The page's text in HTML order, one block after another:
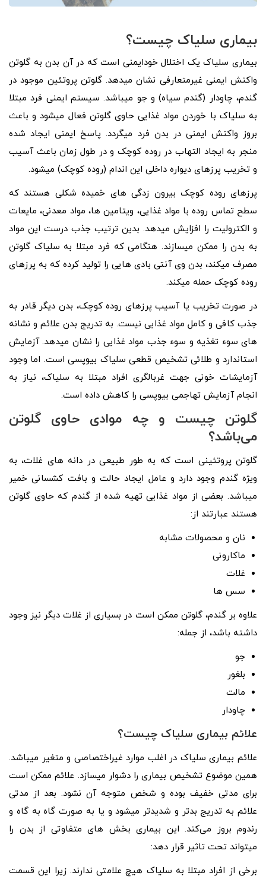
بیماری سلیاک چیست؟
بیماری سلیاک یک اختلال خودایمنی است که در آن بدن به گلوتن
واکنش ایمنی غیرمتعارفی نشان میدهد. گلوتن پروتئین موجود در
گندم، چاودار (گندم سیاه) و جو میباشد. سیستم ایمنی فرد مبتلا
به سلیاک با خوردن مواد غذایی حاوی گلوتن فعال میشود و باعث
بروز واکنش ایمنی در بدن فرد میگردد. پاسخ ایمنی ایجاد شده
منجر به ایجاد التهاب در روده کوچک و در طول زمان باعث آسیب
و تخریب پرزهای دیواره داخلی این اندام (روده کوچک) میشود.
پرز‌های روده کوچک بیرون‌ زدگی‌ های خمیده شکلی هستند که
سطح تماس روده با مواد غذایی، ویتامین‌ ها، مواد معدنی، مایعات
و الکترولیت را افزایش میدهد. بدین ترتیب جذب درست این مواد
به بدن را ممکن میسازند. هنگامی که فرد مبتلا به سلیاک گلوتن
مصرف میکند، بدن وی آنتی‌ بادی‌ هایی را تولید کرده که به پرزهای
روده کوچک حمله میکند.
در صورت تخریب یا آسیب پرزهای روده کوچک، بدن دیگر قادر به
جذب کافی و کامل مواد غذایی نیست. به تدریج بدن علائم و نشانه‌
های سوء تغذیه و سوء جذب مواد غذایی را نشان میدهد. آزمایش
استاندارد و طلائی تشخیص قطعی سلیاک بیوپسی است. اما وجود
آزمایشات خونی جهت غربالگری افراد مبتلا به سلیاک، نیاز به
انجام آزمایش تهاجمی بیوپسی را کاهش داده است.
گلوتن چیست و چه موادی حاوی گلوتن
می‌باشد؟
گلوتن پروتئینی است که به طور طبیعی در دانه های غلات، به
ویژه گندم وجود دارد و عامل ایجاد حالت و بافت کشسانی خمیر
میباشد. بعضی از مواد غذایی تهیه شده از گندم که حاوی گلوتن
هستند عبارتند از:
نان و محصولات مشابه
ماکارونی
غلات
سس‌ ها
علاوه بر گندم، گلوتن ممکن است در بسیاری از غلات دیگر نیز وجود
داشته باشد، از جمله:
جو
بلغور
مالت
چاودار
علائم بیماری سلیاک چیست؟
علائم بیماری سلیاک در اغلب موارد غیراختصاصی و متغیر میباشد.
همین موضوع تشخیص بیماری را دشوار میسازد. علائم ممکن است
برای مدتی خفیف بوده و شخص متوجه آن نشود. بعد از مدتی
علائم به تدریج بدتر و شدیدتر میشود و یا به صورت گاه به گاه و
رندوم بروز می‌کند. این بیماری بخش‌ های متفاوتی از بدن را
میتواند تحت تاثیر قرار دهد:
برخی از افراد مبتلا به سلیاک هیچ علامتی ندارند. زیرا این قسمت